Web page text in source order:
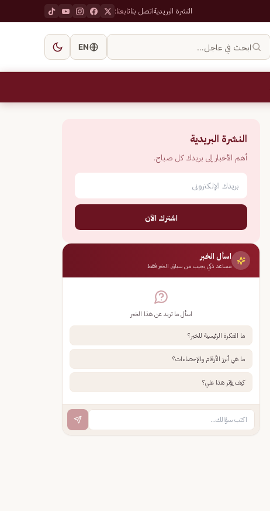
النشرة البريديةاتصل بناتابعنا:
ابحث في عاجل… EN
النشرة البريدية
أهم الأخبار إلى بريدك كل صباح.
اشترك الآن
اسأل الخبر
مساعد ذكي يجيب من سياق الخبر فقط
اسأل ما تريد عن هذا الخبر
ما الفكرة الرئيسية للخبر؟
ما هي أبرز الأرقام والإحصاءات؟
كيف يؤثر هذا علي؟